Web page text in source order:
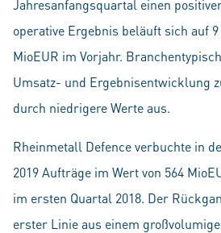
Jahresanfangsquartal einen
operative Ergebnis beläuft sich auf
MioEUR im Vorjahr.
Umsatz- und Ergebnisentwicklung
durch niedrigere Werte aus.
Rheinmetall Defence verbuchte in
2019 Aufträge im Wert von 564
im ersten Quartal 2018. Der
erster Linie aus einem